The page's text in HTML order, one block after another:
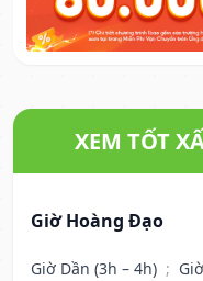
XEM TỐT
Giờ Hoàng Đạo
Giờ Dần (3h – 4h) ;